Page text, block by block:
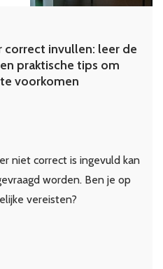
invullen: leer de
praktische tips om
voorkomen
niet correct is ingevuld kan
worden. Ben je op
vereisten?